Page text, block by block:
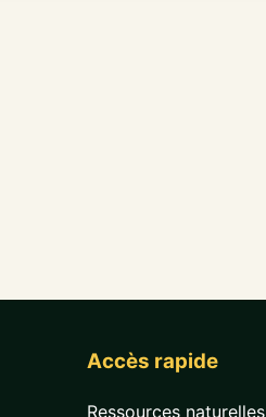
Accès rapide
Ressources naturelles